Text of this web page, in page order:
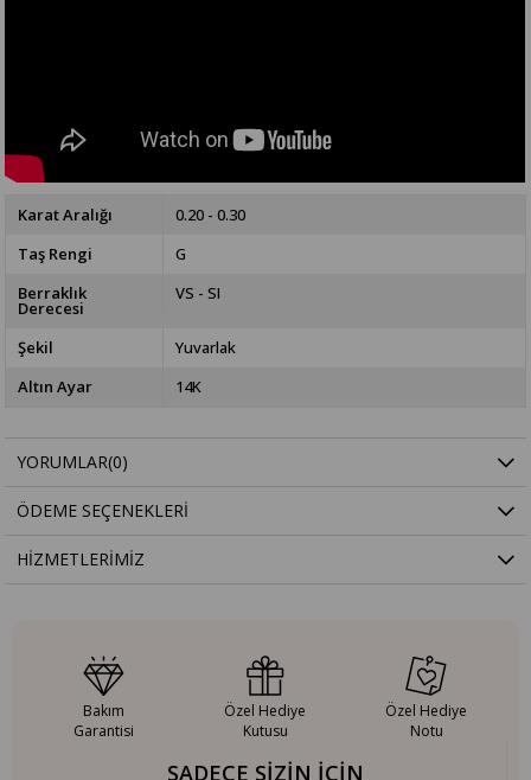
Karat Aralığı
0.20 - 0.30
Taş Rengi
G
Berraklık
Derecesi
VS - SI
Şekil
Yuvarlak
Altın Ayar
14K
YORUMLAR(0)
ÖDEME SEÇENEKLERI
HIZMETLERIMIZ
SADECE SİZİN İÇİN
Bakım
Garantisi
Özel Hediye
Kutusu
Özel Hediye
Notu